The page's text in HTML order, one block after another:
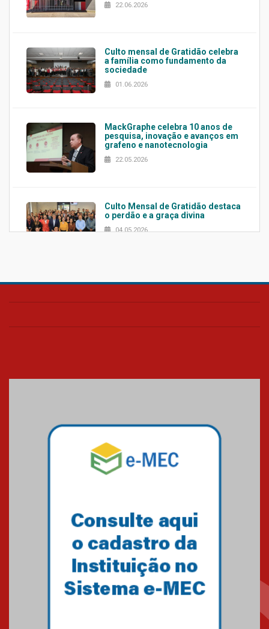
22.06.2026
Culto mensal de Gratidão celebra
a família como fundamento da
sociedade
01.06.2026
MackGraphe celebra 10 anos de
pesquisa, inovação e avanços em
grafeno e nanotecnologia
22.05.2026
Culto Mensal de Gratidão destaca
o perdão e a graça divina
04.05.2026
Confira como foi o culto mensal
Mackenzie mobiliza campanha
solidária para apoiar famílias em
Minas Gerais
Primeiro culto do ano ressalta o
27.02.2026